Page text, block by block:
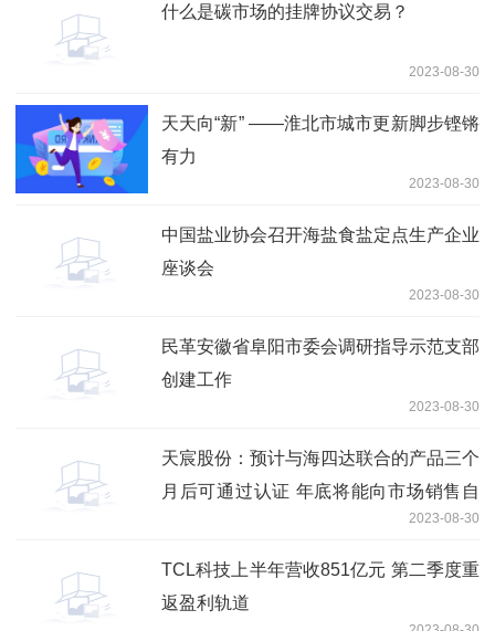
什么是碳市场的挂牌协议交易？
2023-08-30
天天向“新” ——淮北市城市更新脚步铿锵
有力
2023-08-30
中国盐业协会召开海盐食盐定点生产企业
座谈会
2023-08-30
民革安徽省阜阳市委会调研指导示范支部
创建工作
2023-08-30
天宸股份：预计与海四达联合的产品三个
月后可通过认证 年底将能向市场销售自
2023-08-30
TCL科技上半年营收851亿元 第二季度重
返盈利轨道